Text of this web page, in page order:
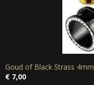
Goud of Black Strass
€ 7,00